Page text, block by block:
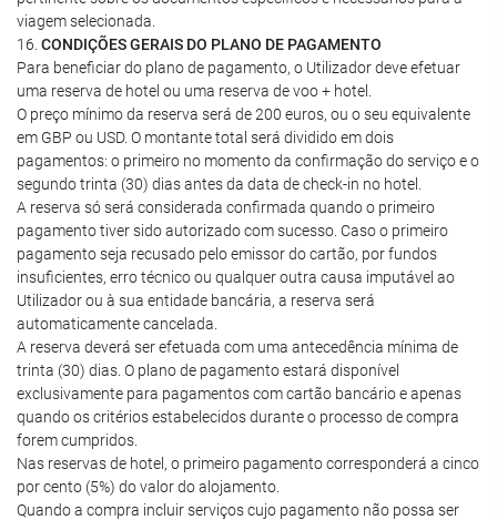
viagem selecionada.
16. CONDIÇÕES GERAIS DO PLANO DE PAGAMENTO
Para beneficiar do plano de pagamento, o Utilizador deve efetuar
uma reserva de hotel ou uma reserva de voo + hotel.
O preço mínimo da reserva será de 200 euros, ou o seu equivalente
em GBP ou USD. O montante total será dividido em dois
pagamentos: o primeiro no momento da confirmação do serviço e o
segundo trinta (30) dias antes da data de check-in no hotel.
A reserva só será considerada confirmada quando o primeiro
pagamento tiver sido autorizado com sucesso. Caso o primeiro
pagamento seja recusado pelo emissor do cartão, por fundos
insuficientes, erro técnico ou qualquer outra causa imputável ao
Utilizador ou à sua entidade bancária, a reserva será
automaticamente cancelada.
A reserva deverá ser efetuada com uma antecedência mínima de
trinta (30) dias. O plano de pagamento estará disponível
exclusivamente para pagamentos com cartão bancário e apenas
quando os critérios estabelecidos durante o processo de compra
forem cumpridos.
Nas reservas de hotel, o primeiro pagamento corresponderá a cinco
por cento (5%) do valor do alojamento.
Quando a compra incluir serviços cujo pagamento não possa ser